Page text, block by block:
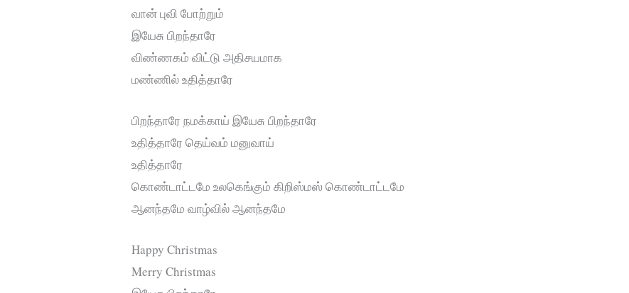
வான் புவி போற்றும்
இயேசு பிறந்தாரே
விண்ணகம் விட்டு அதிசயமாக
மண்ணில் உதித்தாரே
பிறந்தாரே நமக்காய் இயேசு பிறந்தாரே
உதித்தாரே தெய்வம் மனுவாய்
உதித்தாரே
கொண்டாட்டமே உலகெங்கும் கிறிஸ்மஸ் கொண்டாட்டமே
ஆனந்தமே வாழ்வில் ஆனந்தமே
Happy Christmas
Merry Christmas